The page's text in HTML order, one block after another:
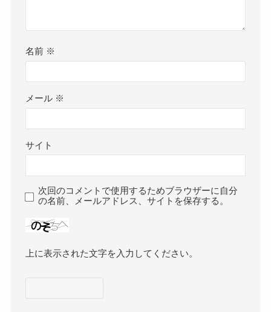
名前 ※
メール ※
サイト
次回のコメントで使用するためブラウザーに自分
の名前、メールアドレス、サイトを保存する。
上に表示された文字を入力してください。